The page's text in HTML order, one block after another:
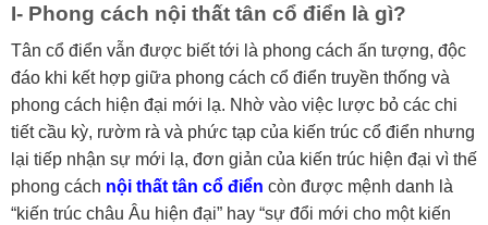
I- Phong cách nội thất tân cổ điển là gì?
Tân cổ điển vẫn được biết tới là phong cách ấn tượng, độc
đáo khi kết hợp giữa phong cách cổ điển truyền thống và
phong cách hiện đại mới lạ. Nhờ vào việc lược bỏ các chi
tiết cầu kỳ, rườm rà và phức tạp của kiến trúc cổ điển nhưng
lại tiếp nhận sự mới lạ, đơn giản của kiến trúc hiện đại vì thế
phong cách nội thất tân cổ điển còn được mệnh danh là
“kiến trúc châu Âu hiện đại” hay “sự đổi mới cho một kiến